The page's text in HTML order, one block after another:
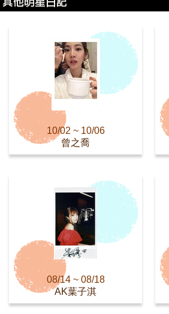
10/02 ~ 10/06
曾之喬
08/14 ~ 08/18
AK葉子淇